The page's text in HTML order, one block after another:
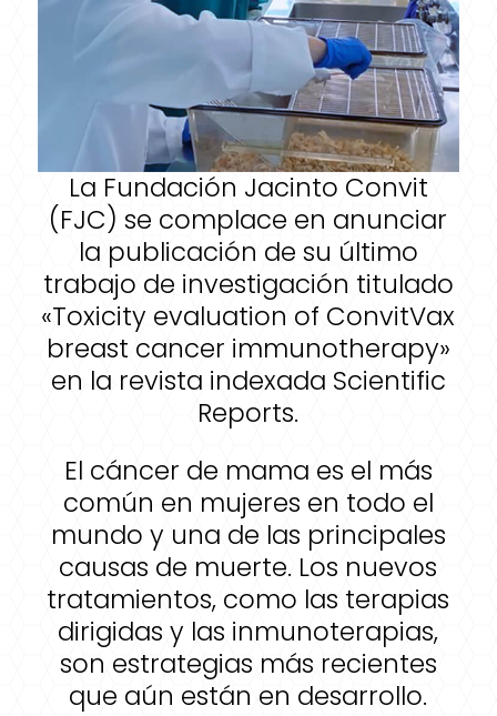
La Fundación Jacinto Convit
(FJC) se complace en anunciar
la publicación de su último
trabajo de investigación titulado
«Toxicity evaluation of ConvitVax
breast cancer immunotherapy»
en la revista indexada Scientific
Reports.
El cáncer de mama es el más
común en mujeres en todo el
mundo y una de las principales
causas de muerte. Los nuevos
tratamientos, como las terapias
dirigidas y las inmunoterapias,
son estrategias más recientes
que aún están en desarrollo.